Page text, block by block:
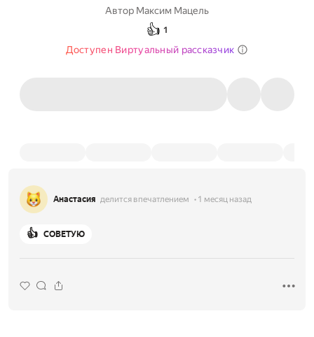
Автор Максим Мацель
👍 1
Доступен Виртуальный рассказчик
Анастасия делится впечатлением 1 месяц назад
👍 СОВЕТУЮ